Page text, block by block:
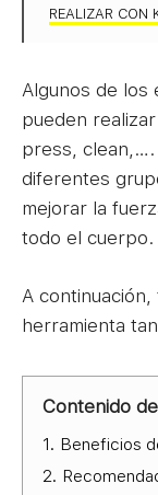
REALIZAR CON
Algunos de los
pueden
press, clean,….
diferentes
mejorar la
todo el cuerpo.
A
herramienta
Contenido
1. Beneficios
2.